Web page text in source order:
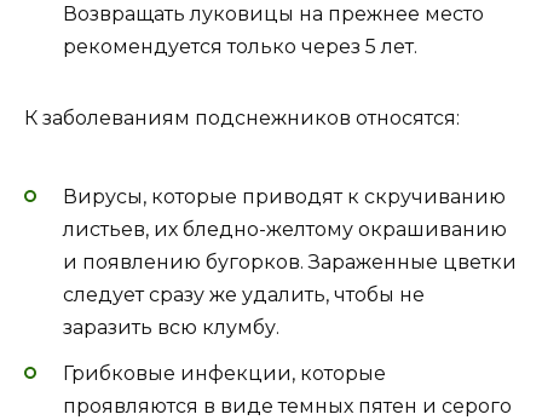
Возвращать луковицы на прежнее место
рекомендуется только через 5 лет.
К заболеваниям подснежников относятся:
Вирусы, которые приводят к скручиванию
листьев, их бледно-желтому окрашиванию
и появлению бугорков. Зараженные цветки
следует сразу же удалить, чтобы не
заразить всю клумбу.
Грибковые инфекции, которые
проявляются в виде темных пятен и серого